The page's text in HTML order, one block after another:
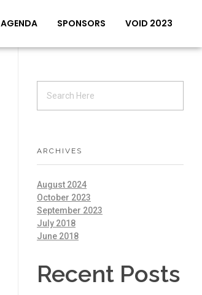
AGENDA SPONSORS VOID 2023
ARCHIVES
August 2024
October 2023
September 2023
July 2018
June 2018
Recent Posts